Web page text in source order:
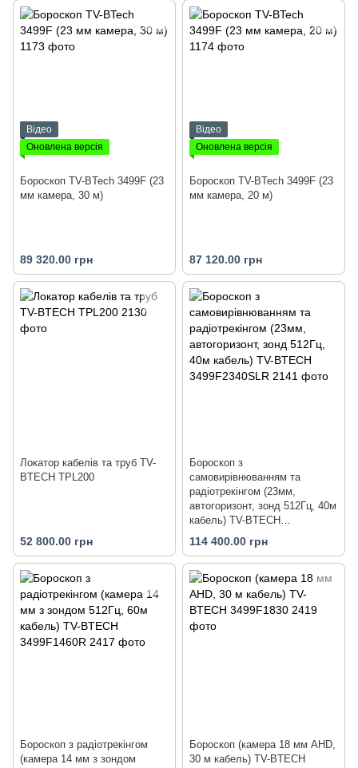
Відео
Оновлена версія
Бороскоп TV-BTech 3499F (23
мм камера, 30 м)
89 320.00 грн
Відео
Оновлена версія
Бороскоп TV-BTech 3499F (23
мм камера, 20 м)
87 120.00 грн
Локатор кабелів та труб TV-
BTECH TPL200
52 800.00 грн
Бороскоп з
самовирівнюванням та
радіотрекінгом (23мм,
автогоризонт, зонд 512Гц, 40м
кабель) TV-BTECH
3499F2340SLR
114 400.00 грн
Бороскоп з радіотрекінгом
(камера 14 мм з зондом
Бороскоп (камера 18 мм AHD,
30 м кабель) TV-BTECH